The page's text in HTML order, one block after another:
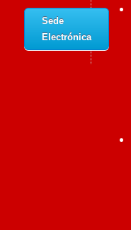
Sede
Electrónica